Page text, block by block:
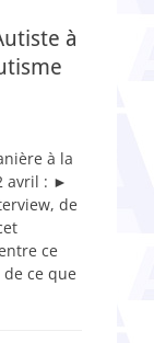
à
à la
avril : ►
de
ce
ce que